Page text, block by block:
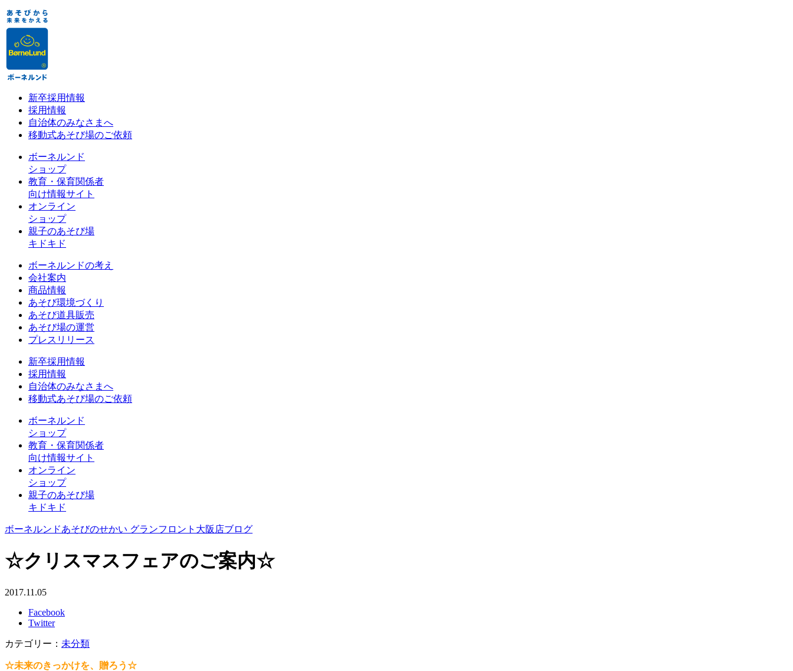
新卒採用情報
採用情報
自治体のみなさまへ
移動式あそび場のご依頼
ボーネルンド
ショップ
教育・保育関係者
向け情報サイト
オンライン
ショップ
親子のあそび場
キドキド
ボーネルンドの考え
会社案内
商品情報
あそび環境づくり
あそび道具販売
あそび場の運営
プレスリリース
新卒採用情報
採用情報
自治体のみなさまへ
移動式あそび場のご依頼
ボーネルンド
ショップ
教育・保育関係者
向け情報サイト
オンライン
ショップ
親子のあそび場
キドキド
ボーネルンドあそびのせかい グランフロント大阪店ブログ
☆クリスマスフェアのご案内☆
2017.11.05
Facebook
Twitter
カテゴリー： 未分類
☆未来のきっかけを、贈ろう☆